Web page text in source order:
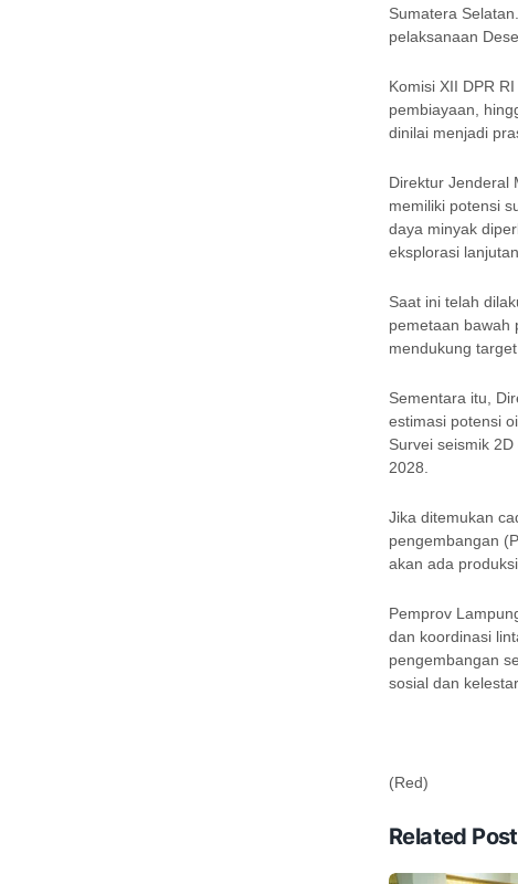
Sumatera
pelaksanaan
Komisi XII DPR
pembiayaan,
dinilai menjadi
Direktur Jenderal
memiliki potensi
daya minyak
eksplorasi lanjutan.
Saat ini telah
pemetaan bawah
mendukung
Sementara itu,
estimasi potensi
Survei seismik
2028.
Jika ditemukan
pengembangan
akan ada
Pemprov
dan koordinasi
pengembangan
sosial dan
(Red)
Related